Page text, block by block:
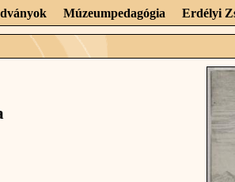
Múzeumpedagógia Erdélyi